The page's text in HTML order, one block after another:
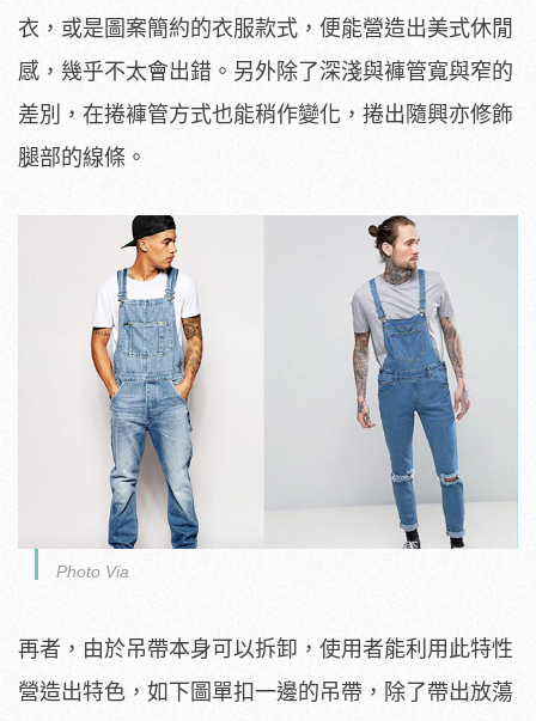
衣，或是圖案簡約的衣服款式，便能營造出美式休閒
感，幾乎不太會出錯。另外除了深淺與褲管寬與窄的
差別，在捲褲管方式也能稍作變化，捲出隨興亦修飾
腿部的線條。
Photo Via
再者，由於吊帶本身可以拆卸，使用者能利用此特性
營造出特色，如下圖單扣一邊的吊帶，除了帶出放蕩